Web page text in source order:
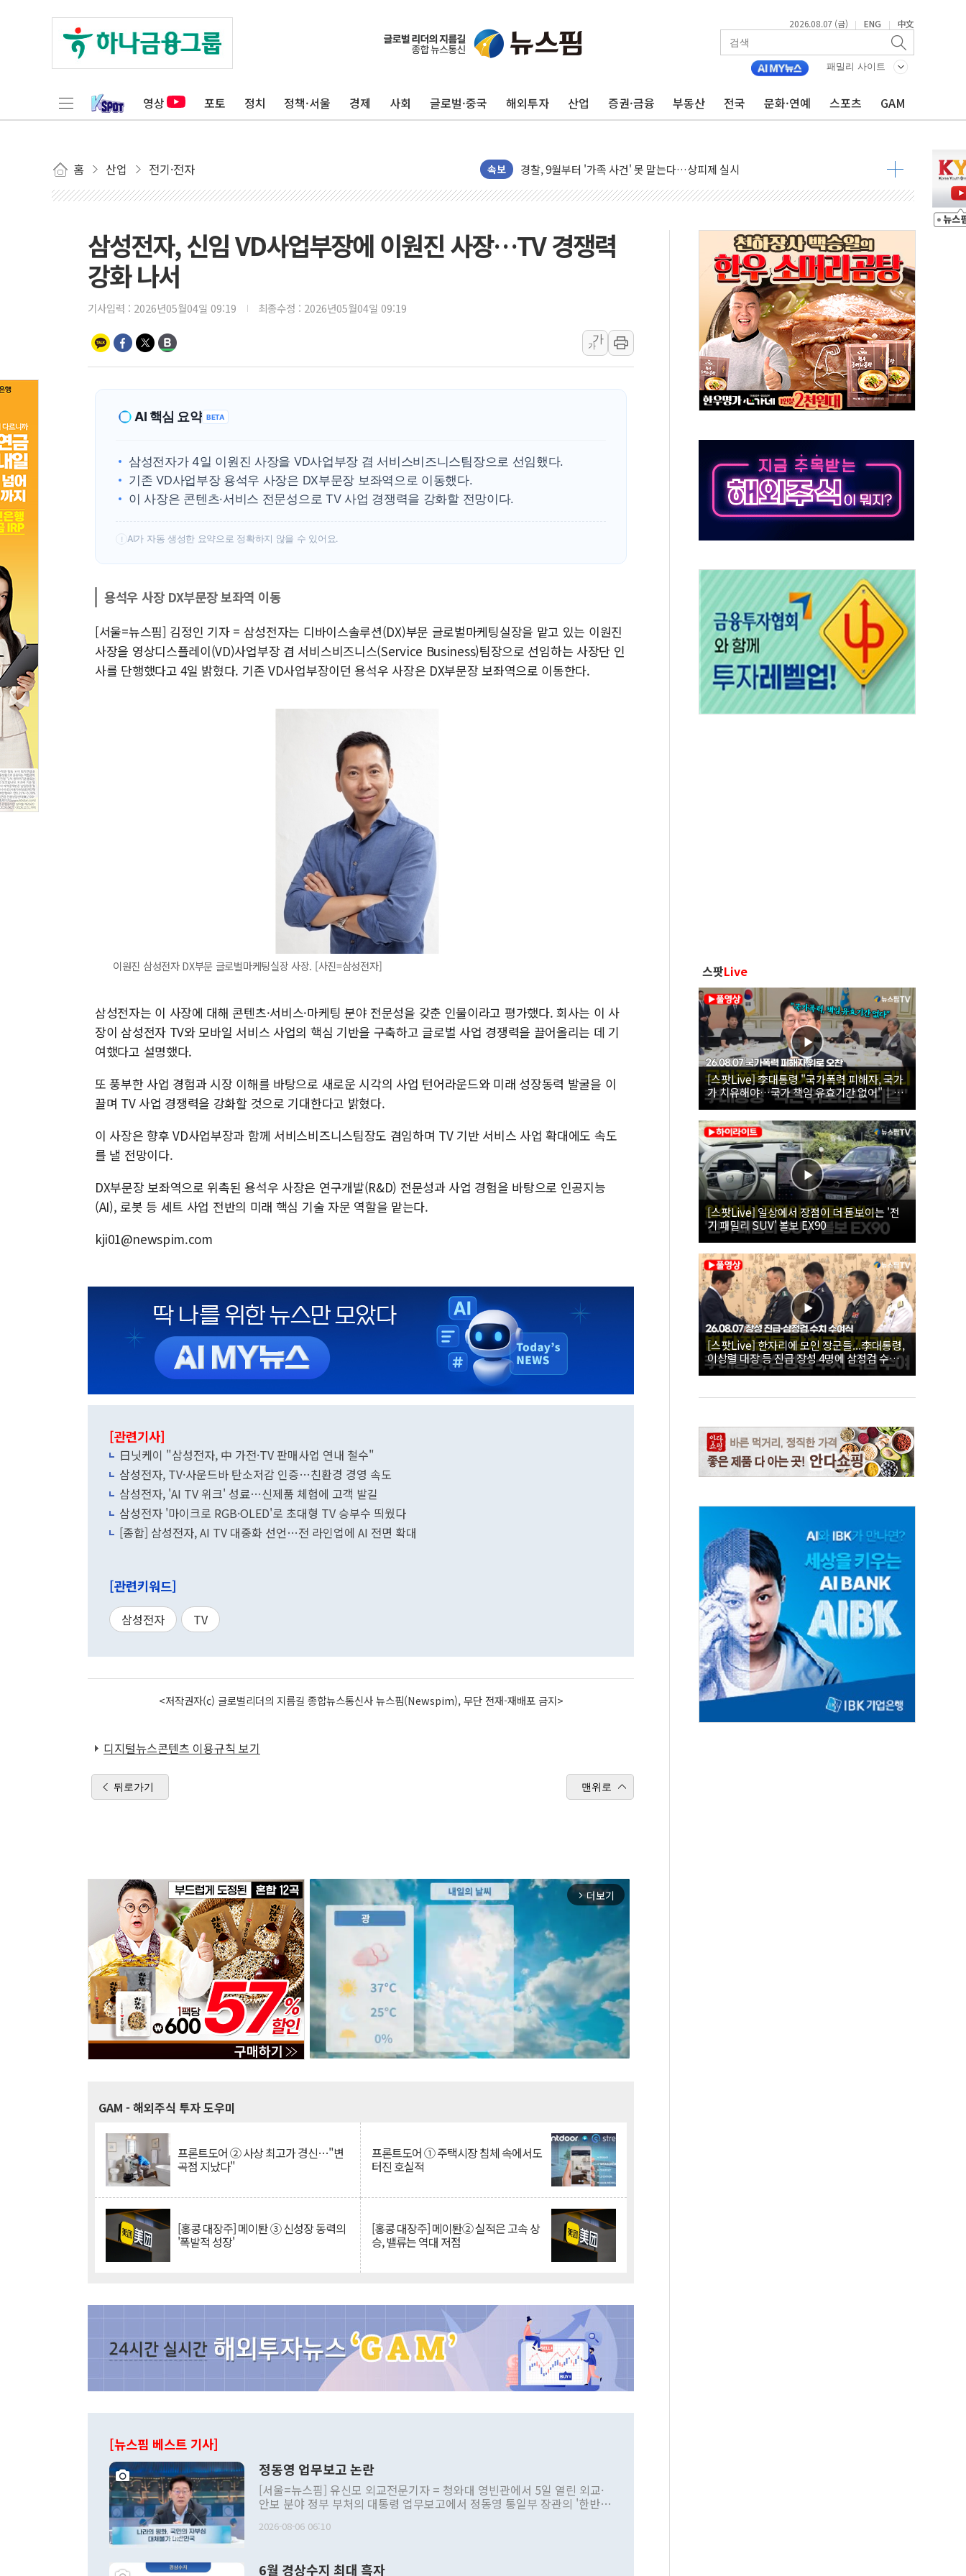
2026.08.07 (금) | ENG | 中文
패밀리 사이트
영상 포토 정치 정책·서울 경제 사회 글로벌·중국 해외투자 산업 증권·금융 부동산 전국 문화·연예 스포츠 GAM
홈 산업 전기·전자 속보
후티 반군, 예멘 정부군과 사우디 동시 공격… 위기 고조되는 또 다른 중동 화약고
포스코홀딩스, 포스코인터·DX 지분 일부 매각
태국 학교서 중학생 총기 난사...최소 7명 사망
"文정부 악몽 재현 안돼"...李 부동산 세제안에 與 내부서 '총선·대선 직격탄' 우려
신세계사이먼 '대구 프리미엄 아울렛' 건립 '본궤도'
李대통령, 호우 피해 경북 안동·의성 특별재난지역 선포
'변기 수리' 집주인에게 흉기 휘두른 30대 세입자…경찰, 현행범 체포
프롬바이오, 10일 거래 재개…"재무구조 개편"
NH농협생명, 농작업 중 온열질환 보장…폭염기 신속 보상 강화
아바코, 2분기 매출 120억원
랩지노믹스 "디엑솜과 美 암 진단 분야 독점 라이선스 계약"
푸본현대생명, 육군 3군단과 군 장병 금융교육·전역 지원 협약
교보생명, '교보K-맞춤건강보험' 6개월 배타적사용권 획득
벼랑 끝 선 '동전주' 무더기 상폐 위기…관리종목 우려 지정예고 총 63개
1순위보다 낮은 특별공급 경쟁률… 실수요자 관심
삼성전자, 신임 VD사업부장에 이원진 사장…TV 경쟁력
강화 나서
기사입력 : 2026년05월04일 09:19 최종수정 : 2026년05월04일 09:19
가
가
AI 핵심 요약 BETA
삼성전자가 4일 이원진 사장을 VD사업부장 겸 서비스비즈니스팀장으로 선임했다.
기존 VD사업부장 용석우 사장은 DX부문장 보좌역으로 이동했다.
이 사장은 콘텐츠·서비스 전문성으로 TV 사업 경쟁력을 강화할 전망이다.
! AI가 자동 생성한 요약으로 정확하지 않을 수 있어요.
용석우 사장 DX부문장 보좌역 이동
[서울=뉴스핌] 김정인 기자 = 삼성전자는 디바이스솔루션(DX)부문 글로벌마케팅실장을 맡고 있는 이원진
사장을 영상디스플레이(VD)사업부장 겸 서비스비즈니스(Service Business)팀장으로 선임하는 사장단 인
사를 단행했다고 4일 밝혔다. 기존 VD사업부장이던 용석우 사장은 DX부문장 보좌역으로 이동한다.
이원진 삼성전자 DX부문 글로벌마케팅실장 사장. [사진=삼성전자]
삼성전자는 이 사장에 대해 콘텐츠·서비스·마케팅 분야 전문성을 갖춘 인물이라고 평가했다. 회사는 이 사
장이 삼성전자 TV와 모바일 서비스 사업의 핵심 기반을 구축하고 글로벌 사업 경쟁력을 끌어올리는 데 기
여했다고 설명했다.
또 풍부한 사업 경험과 시장 이해를 바탕으로 새로운 시각의 사업 턴어라운드와 미래 성장동력 발굴을 이
끌며 TV 사업 경쟁력을 강화할 것으로 기대한다고 밝혔다.
이 사장은 향후 VD사업부장과 함께 서비스비즈니스팀장도 겸임하며 TV 기반 서비스 사업 확대에도 속도
를 낼 전망이다.
DX부문장 보좌역으로 위촉된 용석우 사장은 연구개발(R&D) 전문성과 사업 경험을 바탕으로 인공지능
(AI), 로봇 등 세트 사업 전반의 미래 핵심 기술 자문 역할을 맡는다.
kji01@newspim.com
[관련기사]
日닛케이 "삼성전자, 中 가전·TV 판매사업 연내 철수"
삼성전자, TV·사운드바 탄소저감 인증…친환경 경영 속도
삼성전자, 'AI TV 위크' 성료…신제품 체험에 고객 발길
삼성전자 '마이크로 RGB·OLED'로 초대형 TV 승부수 띄웠다
[종합] 삼성전자, AI TV 대중화 선언…전 라인업에 AI 전면 확대
[관련키워드]
삼성전자 TV
<저작권자(c) 글로벌리더의 지름길 종합뉴스통신사 뉴스핌(Newspim), 무단 전재-재배포 금지>
디지털뉴스콘텐츠 이용규칙 보기
뒤로가기 맨위로
arrow_forward_ios 더보기
GAM - 해외주식 투자 도우미
프론트도어 ② 사상 최고가 경신…"변
곡점 지났다"
프론트도어 ① 주택시장 침체 속에서도
터진 호실적
[홍콩 대장주] 메이퇀 ③ 신성장 동력의
'폭발적 성장'
[홍콩 대장주] 메이퇀② 실적은 고속 상
승, 밸류는 역대 저점
[뉴스핌 베스트 기사]
정동영 업무보고 논란
[서울=뉴스핌] 유신모 외교전문기자 = 청와대 영빈관에서 5일 열린 외교·
안보 분야 정부 부처의 대통령 업무보고에서 정동영 통일부 장관의 '한반도
발언 중에는 정부 내 조율을 거치지 않은 사안을 정책으로 추진하겠다고 공
주의적 희망에 근거한 비현실적 구상'이라는 비판을 내놨다. 그동안 정 장
2026-08-06 06:10
6월 경상수지 최대 흑자
스팟Live
[스팟Live] 李대통령 "국가폭력 피해자, 국가
가 치유해야…국가 책임 유효기간 없어"｜
26.08.07 국가폭력 피해자 위로 오찬
[스팟Live] 일상에서 장점이 더 돋보이는 '전
기 패밀리 SUV' 볼보 EX90
[스팟Live] 한자리에 모인 장군들...李대통령,
이상렬 대장 등 진급 장성 4명에 삼정검 수치
직접 수여｜26.08.07 장성 진급·삼정검 수치